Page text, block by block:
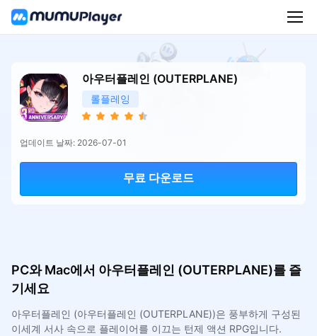
아우터플레인 (OUTERPLANE)
롤플레잉
업데이트 날짜: 2026-07-01
무료 다운로드
PC와 Mac에서 아우터플레인 (OUTERPLANE)를 즐
기세요
아우터플레인 (아우터플레인 (OUTERPLANE))은 풍부하게 구성된
이세계 서사 속으로 플레이어를 이끄는 턴제 액션 RPG입니다.